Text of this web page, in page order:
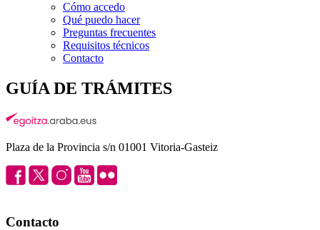
Cómo accedo
Qué puedo hacer
Preguntas frecuentes
Requisitos técnicos
Contacto
GUÍA DE TRÁMITES
Plaza de la Provincia s/n 01001 Vitoria-Gasteiz
Contacto